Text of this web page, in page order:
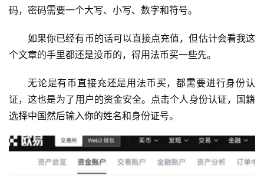
码，密码需要一个大写、小写、数字和符号。
如果你已经有币的话可以直接点充值，但估计会看我这
个文章的手里都还是没币的，得用法币买一些先。
无论是有币直接充还是用法币买，都需要进行身份认
证，这也是为了用户的资金安全。点击个人身份认证，国籍
选择中国然后输入你的姓名和身份证号。